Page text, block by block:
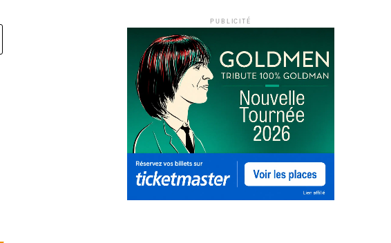
PUBLICITÉ